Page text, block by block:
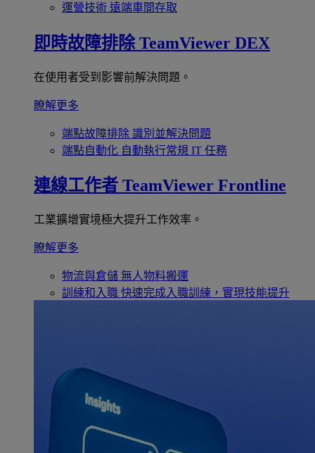
運營技術 遠端車間存取
即時故障排除 TeamViewer DEX
在使用者受到影響前解決問題。
瞭解更多
端點故障排除 識別並解決問題
端點自動化 自動執行常規 IT 任務
連線工作者 TeamViewer Frontline
工業擴增實境極大提升工作效率。
瞭解更多
物流與倉儲 無人物料搬運
訓練和入職 快速完成入職訓練，實現技能提升